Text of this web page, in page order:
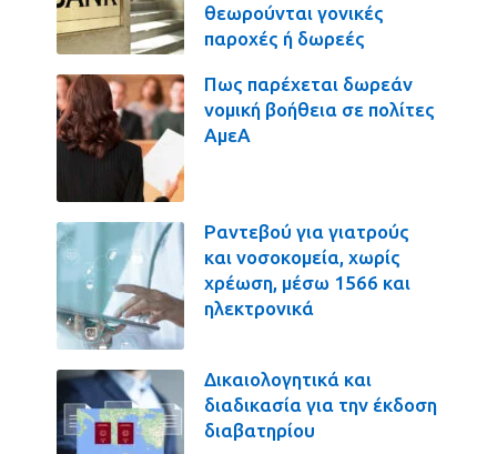
θεωρούνται γονικές
παροχές ή δωρεές
Πως παρέχεται δωρεάν
νομική βοήθεια σε πολίτες
ΑμεΑ
Ραντεβού για γιατρούς
και νοσοκομεία, χωρίς
χρέωση, μέσω 1566 και
ηλεκτρονικά
Δικαιολογητικά και
διαδικασία για την έκδοση
διαβατηρίου